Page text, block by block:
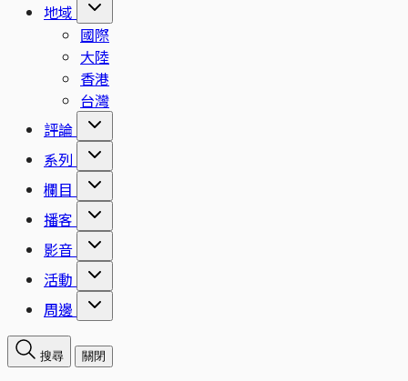
地域
國際
大陸
香港
台灣
評論
系列
欄目
播客
影音
活動
周邊
搜尋 關閉